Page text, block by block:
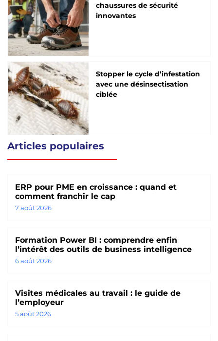
chaussures de sécurité
innovantes
Stopper le cycle d’infestation
avec une désinsectisation
ciblée
Articles populaires
ERP pour PME en croissance : quand et
comment franchir le cap
7 août 2026
Formation Power BI : comprendre enfin
l’intérêt des outils de business intelligence
6 août 2026
Visites médicales au travail : le guide de
l’employeur
5 août 2026